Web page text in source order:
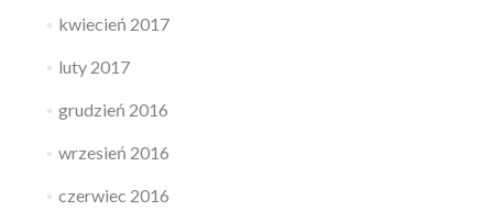
kwiecień 2017
luty 2017
grudzień 2016
wrzesień 2016
czerwiec 2016